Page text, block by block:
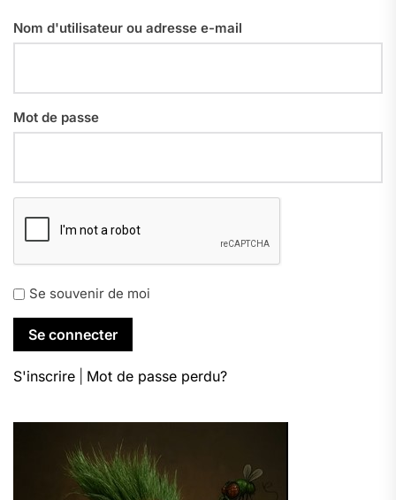
Nom d'utilisateur ou adresse e-mail
Mot de passe
Se souvenir de moi
S'inscrire Mot de passe perdu?